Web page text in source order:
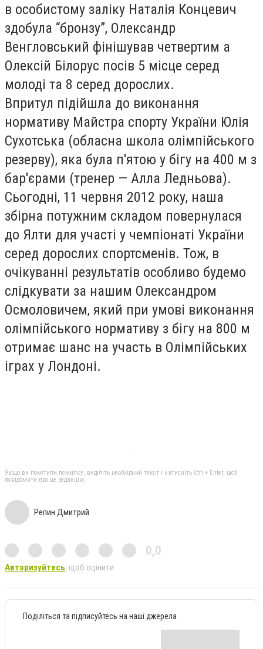
в особистому заліку Наталія Концевич
здобула “бронзу”, Олександр
Венгловський фінішував четвертим а
Олексій Білорус посів 5 місце серед
молоді та 8 серед дорослих.
Впритул підійшла до виконання
нормативу Майстра спорту України Юлія
Сухотська (обласна школа олімпійського
резерву), яка була п'ятою у бігу на 400 м з
бар'єрами (тренер — Алла Ледньова).
Сьогодні, 11 червня 2012 року, наша
збірна потужним складом повернулася
до Ялти для участі у чемпіонаті України
серед дорослих спортсменів. Тож, в
очікуванні результатів особливо будемо
слідкувати за нашим Олександром
Осмоловичем, який при умові виконання
олімпійського нормативу з бігу на 800 м
отримає шанс на участь в Олімпійських
іграх у Лондоні.
Якщо ви помітили помилку, виділіть необхідний текст і натисніть Ctrl + Enter, щоб
повідомити про це редакцію
Репин Дмитрий
0,0
Авторизуйтесь, щоб оцінити
Поділіться та підписуйтесь на наші джерела